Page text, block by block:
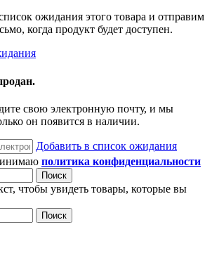
ожидания этого товара и отправим
когда продукт будет доступен.
свою электронную почту, и мы
он появится в наличии.
Добавить в список ожидания
политика конфиденциальности
Поиск
чтобы увидеть товары, которые вы
Поиск